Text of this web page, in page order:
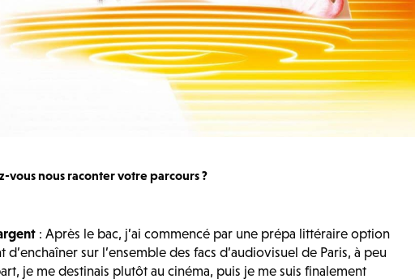
vous nous raconter votre parcours ?
: Après le bac, j’ai commencé par une prépa littéraire option
d’enchaîner sur l’ensemble des facs d’audiovisuel de Paris, à peu
je me destinais plutôt au cinéma, puis je me suis finalement